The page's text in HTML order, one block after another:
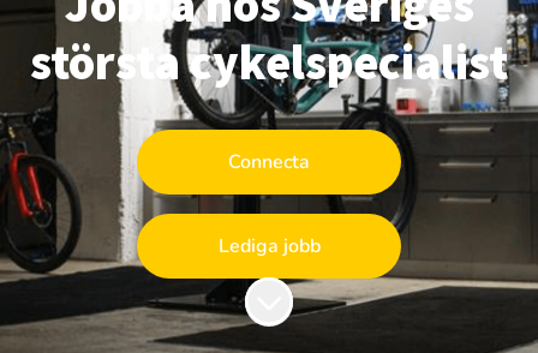
största cykelspecialist
Connecta
Lediga jobb
Skrolla för mer innehåll